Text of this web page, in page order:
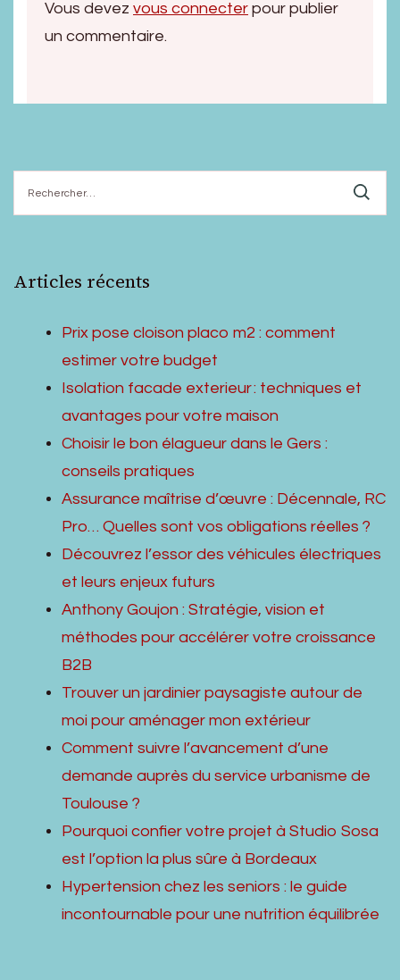
Vous devez vous connecter pour publier
un commentaire.
Articles récents
Prix pose cloison placo m2 : comment
estimer votre budget
Isolation facade exterieur : techniques et
avantages pour votre maison
Choisir le bon élagueur dans le Gers :
conseils pratiques
Assurance maîtrise d’œuvre : Décennale, RC
Pro… Quelles sont vos obligations réelles ?
Découvrez l’essor des véhicules électriques
et leurs enjeux futurs
Anthony Goujon : Stratégie, vision et
méthodes pour accélérer votre croissance
B2B
Trouver un jardinier paysagiste autour de
moi pour aménager mon extérieur
Comment suivre l’avancement d’une
demande auprès du service urbanisme de
Toulouse ?
Pourquoi confier votre projet à Studio Sosa
est l’option la plus sûre à Bordeaux
Hypertension chez les seniors : le guide
incontournable pour une nutrition équilibrée